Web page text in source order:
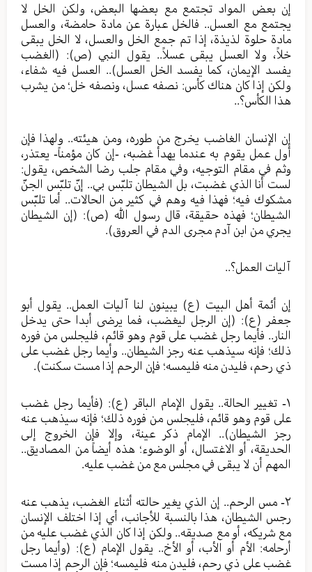
إن بعض المواد تجتمع مع بعضها البعض، ولكن الخل لا
يجتمع مع العسل.. فالخل عبارة عن مادة حامضة، والعسل
مادة حلوة لذيذة، إذا تم جمع الخل والعسل، لا الخل يبقى
خلاً، ولا العسل يبقى عسلاً.. يقول النبي (ص): (الغضب
يفسد الإيمان، كما يفسد الخل العسل).. العسل فيه شفاء،
ولكن إذا كان هناك كأس: نصفه عسل، ونصفه خل؛ من يشرب
هذا الكأس؟..
إن الإنسان الغاضب يخرج من طوره، ومن هيئته.. ولهذا فإن
أول عمل يقوم به عندما يهدأ غضبه، -إن كان مؤمناً- يعتذر،
وثم في مقام التوجيه، وفي مقام جلب رضا الشخص، يقول:
لست أنا الذي غضبت، بل الشيطان تلبّس بي.. إنّ تلبّس الجنّ
مشكوك فيه؛ فهذا فيه وهم في كثير من الحالات.. أما تلبّس
الشيطان؛ فهذه حقيقة، قال رسول الله (ص): (إن الشيطان
يجري من ابن آدم مجرى الدم في العروق).
آليات العمل؟..
إن أئمة أهل البيت (ع) يبينون لنا آليات العمل.. يقول أبو
جعفر (ع): (إن الرجل ليغضب، فما يرضى أبدا حتى يدخل
النار.. فأيما رجل غضب على قوم وهو قائم، فليجلس من فوره
ذلك؛ فإنه سيذهب عنه رجز الشيطان.. وأيما رجل غضب على
ذي رحم، فليدن منه فليمسه؛ فإن الرحم إذا مست سكنت).
١- تغيير الحالة.. يقول الإمام الباقر (ع): (فأيما رجل غضب
على قوم وهو قائم، فليجلس من فوره ذلك؛ فإنه سيذهب عنه
رجز الشيطان).. الإمام ذكر عينة، وإلا فإن الخروج إلى
الحديقة، أو الاغتسال، أو الوضوء؛ هذه أيضاً من المصاديق..
المهم أن لا يبقى في مجلس مع من غضب عليه.
٢- مس الرحم.. إن الذي يغير حالته أثناء الغضب، يذهب عنه
رجس الشيطان، هذا بالنسبة للأجانب، أي إذا اختلف الإنسان
مع شريكه، أو مع صديقه.. ولكن إذا كان الذي غضب عليه من
أرحامه: الأم أو الأب، أو الأخ.. يقول الإمام (ع): (وأيما رجل
غضب على ذي رحم، فليدن منه فليمسه؛ فإن الرحم إذا مست